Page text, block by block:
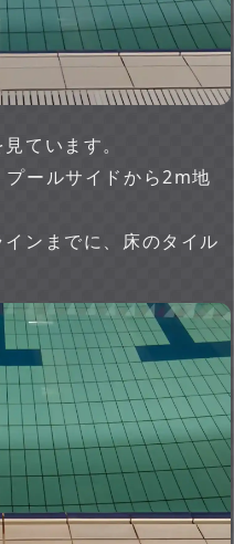
ています。
ールサイドから2m地
ンまでに、床のタイル